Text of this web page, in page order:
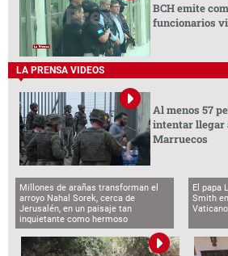
BCH emite
funcionarios
LA PRENSA VIDEOS
Al menos 57
intentar llegar
Marruecos
Millones de arañas transforman el
arroyo Nahal Sorek, cerca de
Jerusalén, en un paisaje tan
inquietante como hermoso
El papa
Smith
Vaticano